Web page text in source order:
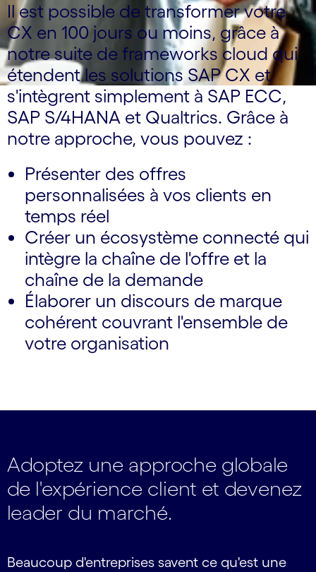
Il est possible de transformer votre
CX en 100 jours ou moins, grâce à
notre suite de frameworks cloud qui
étendent les solutions SAP CX et
s'intègrent simplement à SAP ECC,
SAP S/4HANA et Qualtrics. Grâce à
notre approche, vous pouvez :
Présenter des offres
personnalisées à vos clients en
temps réel
Créer un écosystème connecté qui
intègre la chaîne de l'offre et la
chaîne de la demande
Élaborer un discours de marque
cohérent couvrant l'ensemble de
votre organisation
Adoptez une approche globale
de l'expérience client et devenez
leader du marché.
Beaucoup d'entreprises savent ce qu'est une